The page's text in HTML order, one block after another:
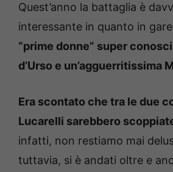
Quest’anno la battaglia è
interessante in quanto in gare
“prime donne” super
d’Urso e un’agguerritissima
Era scontato che tra le due
Lucarelli sarebbero
infatti, non restiamo mai
tuttavia, si è andati oltre e